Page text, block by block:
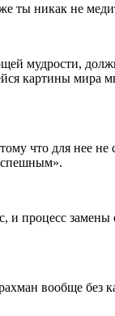
ты никак не
мудрости,
картины мира
что для нее
и процесс
вообще без